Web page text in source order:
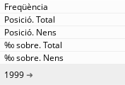
1999